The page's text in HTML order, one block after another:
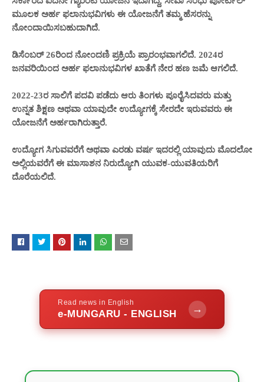
ಮೂಲಕ ಅರ್ಹ ಫಲಾನುಭವಿಗಳು ಈ ಯೋಜನೆಗೆ ತಮ್ಮ ಹೆಸರನ್ನು
ನೋಂದಾಯಿಸಬಹುದಾಗಿದೆ.
ಡಿಸೆಂಬರ್ 26ರಿಂದ ನೋಂದಣಿ ಪ್ರಕ್ರಿಯೆ ಪ್ರಾರಂಭವಾಗಲಿದೆ. 2024ರ
ಜನವರಿಯಿಂದ ಅರ್ಹ ಫಲಾನುಭವಿಗಳ ಖಾತೆಗೆ ನೇರ ಹಣ ಜಮೆ ಆಗಲಿದೆ.
2022-23ರ ಸಾಲಿಗೆ ಪದವಿ ಪಡೆದು ಆರು ತಿಂಗಳು ಪೂರೈಸಿದವರು ಮತ್ತು
ಉನ್ನತ ಶಿಕ್ಷಣ ಅಥವಾ ಯಾವುದೇ ಉದ್ಯೋಗಕ್ಕೆ ಸೇರದೇ ಇರುವವರು ಈ
ಯೋಜನೆಗೆ ಅರ್ಹರಾಗಿರುತ್ತಾರೆ.
ಉದ್ಯೋಗ ಸಿಗುವವರೆಗೆ ಅಥವಾ ಎರಡು ವರ್ಷ ಇದರಲ್ಲಿ ಯಾವುದು ಮೊದಲೋ
ಅಲ್ಲಿಯವರೆಗೆ ಈ ಮಾಸಾಶನ ನಿರುದ್ಯೋಗಿ ಯುವಕ-ಯುವತಿಯರಿಗೆ
ದೊರೆಯಲಿದೆ.
Read news in English
e-MUNGARU - ENGLISH →